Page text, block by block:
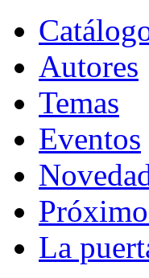
Autores
Temas
Eventos
La